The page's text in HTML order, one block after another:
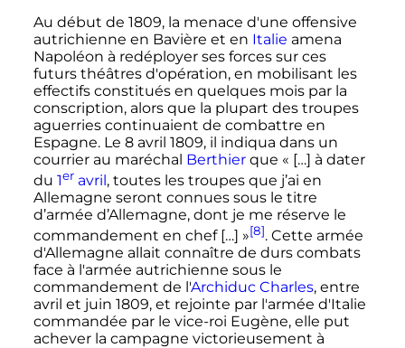
Au début de 1809, la menace d'une offensive
autrichienne en Bavière et en Italie amena
Napoléon à redéployer ses forces sur ces
futurs théâtres d'opération, en mobilisant les
effectifs constitués en quelques mois par la
conscription, alors que la plupart des troupes
aguerries continuaient de combattre en
Espagne. Le 8 avril 1809, il indiqua dans un
courrier au maréchal Berthierque « […] à dater
du 1eravril, toutes les troupes que j’ai en
Allemagne seront connues sous le titre
d’armée d’Allemagne, dont je me réserve le
commandement en chef […] »[8]. Cette armée
d'Allemagne allait connaître de durs combats
face à l'armée autrichienne sous le
commandement de l'Archiduc Charles, entre
avril et juin 1809, et rejointe par l'armée d'Italie
commandée par le vice-roi Eugène, elle put
achever la campagne victorieusement à